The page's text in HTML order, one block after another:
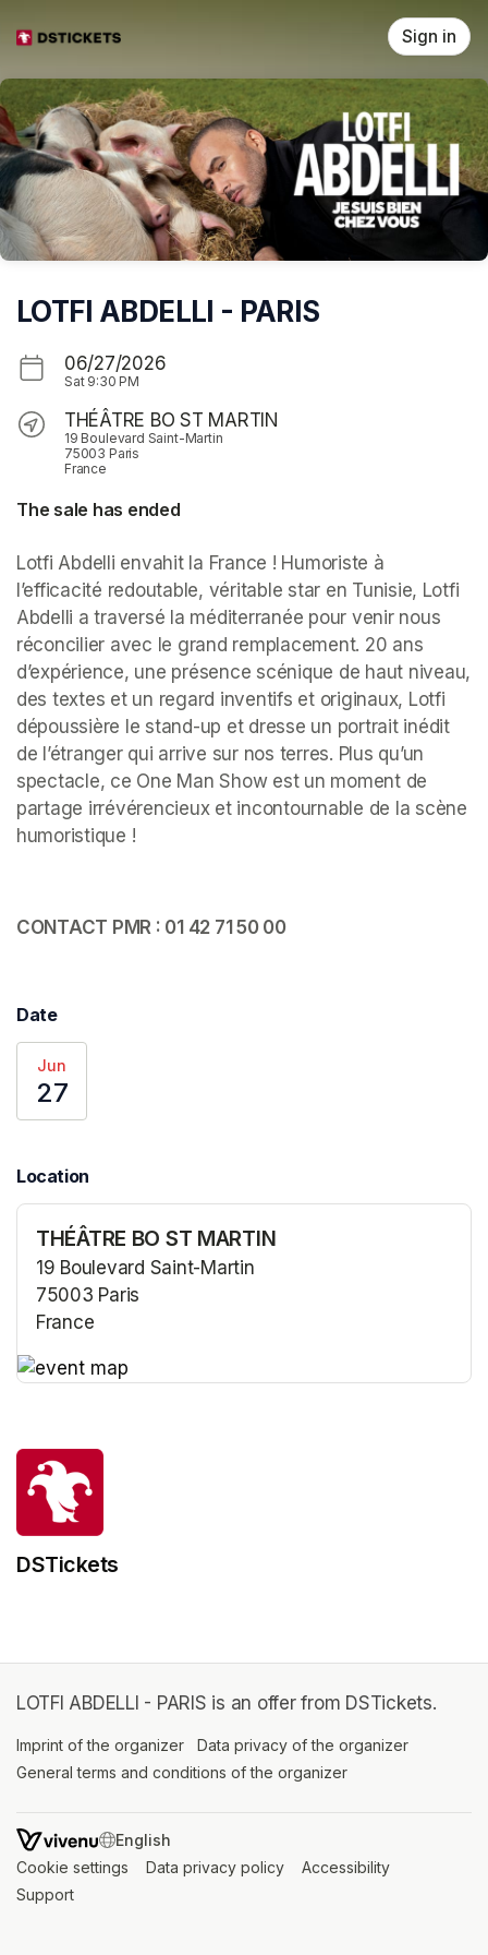
Sign in
LOTFI ABDELLI - PARIS
06/27/2026
Sat 9:30 PM
THÉÂTRE BO ST MARTIN
19 Boulevard Saint-Martin
75003 Paris
France
The sale has ended
Lotfi Abdelli envahit la France ! Humoriste à
l’efficacité redoutable, véritable star en Tunisie, Lotfi
Abdelli a traversé la méditerranée pour venir nous
réconcilier avec le grand remplacement. 20 ans
d’expérience, une présence scénique de haut niveau,
des textes et un regard inventifs et originaux, Lotfi
dépoussière le stand-up et dresse un portrait inédit
de l’étranger qui arrive sur nos terres. Plus qu’un
spectacle, ce One Man Show est un moment de
partage irrévérencieux et incontournable de la scène
humoristique !
CONTACT PMR : 01 42 71 50 00
Date
Jun
27
Location
THÉÂTRE BO ST MARTIN
19 Boulevard Saint-Martin
75003 Paris
France
DSTickets
LOTFI ABDELLI - PARIS is an offer from DSTickets.
Imprint of the organizer (opens in a new tab)
Data privacy of the organizer
General terms and conditions of the organizer
SWITCH LANGUAGE
Cookie settings (opens in a new tab)
Data privacy policy (opens in a new tab)
Accessibility
Support